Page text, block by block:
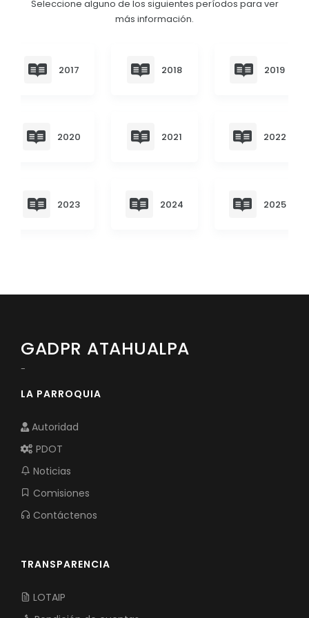
Convocatorias
Plan de desarrollo y Ordenamiento Territorial -
Convenios Institucionales
Cédulas presupuestarias y balances
Seleccione alguno de los siguientes períodos para ver
más información.
2017 2018 2019
2020 2021 2022
2023 2024 2025
GADPR ATAHUALPA
-
LA PARROQUIA
Autoridad
PDOT
Noticias
Comisiones
Contáctenos
TRANSPARENCIA
LOTAIP